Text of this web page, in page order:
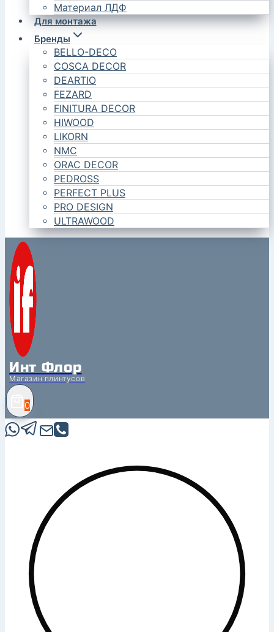
Материал ЛДФ
Для монтажа
Бренды
BELLO-DECO
COSCA DECOR
DEARTIO
FEZARD
FINITURA DECOR
HIWOOD
LIKORN
NMC
ORAC DECOR
PEDROSS
PERFECT PLUS
PRO DESIGN
ULTRAWOOD
Инт Флор
Магазин плинтусов
0